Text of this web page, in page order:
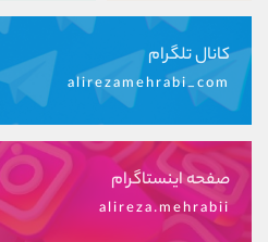
کانال تلگرام
alirezamehrabi_com
صفحه اینستاگرام
alireza.mehrabii